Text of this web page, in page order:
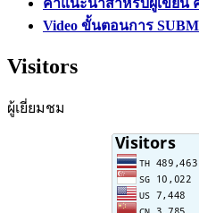
คำแนะนำสำหรับผู้เขียน
Video ขั้นตอนการ
Visitors
ผู้เยี่ยมชม